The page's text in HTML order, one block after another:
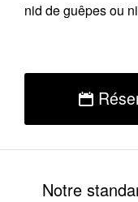
nid de guêpes ou
Notre